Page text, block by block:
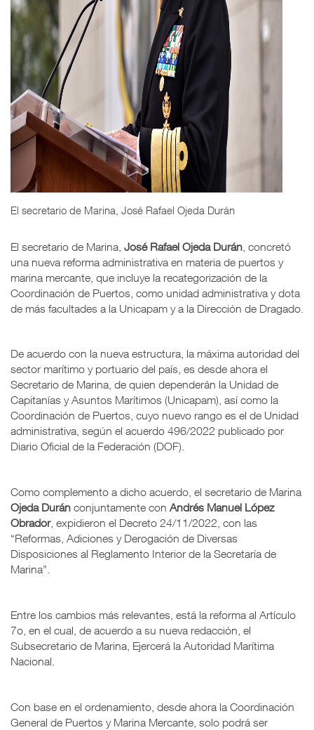
El secretario de Marina, José Rafael Ojeda Durán
El secretario de Marina, José Rafael Ojeda Durán , concretó
una nueva reforma administrativa en materia de puertos y
marina mercante, que incluye la recategorización de la
Coordinación de Puertos, como unidad administrativa y dota
de más facultades a la Unicapam y a la Dirección de Dragado.
De acuerdo con la nueva estructura, la máxima autoridad del
sector marítimo y portuario del país, es desde ahora el
Secretario de Marina, de quien dependerán la Unidad de
Capitanías y Asuntos Marítimos (Unicapam), así como la
Coordinación de Puertos, cuyo nuevo rango es el de Unidad
administrativa, según el acuerdo 496/2022 publicado por
Diario Oficial de la Federación (DOF).
Como complemento a dicho acuerdo, el secretario de Marina
Ojeda Durán conjuntamente con Andrés Manuel López
Obrador, expidieron el Decreto 24/11/2022, con las
“Reformas, Adiciones y Derogación de Diversas
Disposiciones al Reglamento Interior de la Secretaría de
Marina”.
Entre los cambios más relevantes, está la reforma al Artículo
7o, en el cual, de acuerdo a su nueva redacción, el
Subsecretario de Marina, Ejercerá la Autoridad Marítima
Nacional.
Con base en el ordenamiento, desde ahora la Coordinación
General de Puertos y Marina Mercante, solo podrá ser